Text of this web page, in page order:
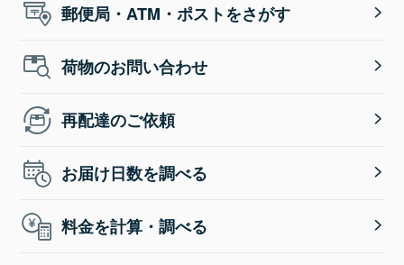
郵便局・ATM・ポストをさがす
荷物のお問い合わせ
再配達のご依頼
お届け日数を調べる
料金を計算・調べる